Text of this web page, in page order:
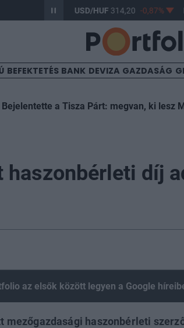
USD/HUF314,20 -0,87%
BEFEKTETÉS BANK DEVIZA GAZDASÁG
Bejelentette a Tisza Párt: megvan, ki lesz
haszonbérleti díj
az elsők között legyen a Google
haszonbérleti